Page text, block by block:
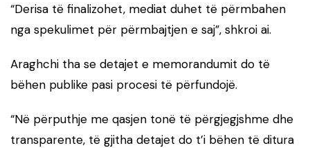
“Derisa të finalizohet, mediat duhet të përmbahen
nga spekulimet për përmbajtjen e saj”, shkroi ai.
Araghchi tha se detajet e memorandumit do të
bëhen publike pasi procesi të përfundojë.
“Në përputhje me qasjen tonë të përgjegjshme dhe
transparente, të gjitha detajet do t’i bëhen të ditura